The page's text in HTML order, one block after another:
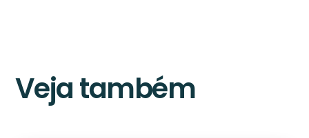
Veja também